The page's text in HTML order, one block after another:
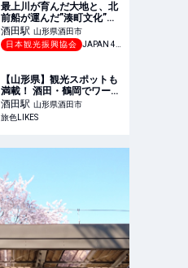
最上川が育んだ大地と、北
前船が運んだ”湊町文化”が
融合し発展した山形・酒田
-【JAPAN 47 GO】
酒田駅 山形県酒田市
日本観光振興協会
JAPAN 47 GO
【山形県】観光スポットも
満載！ 酒田・鶴岡でワーケ
ーション旅｜旅色LIKES
酒田駅 山形県酒田市
旅色LIKES